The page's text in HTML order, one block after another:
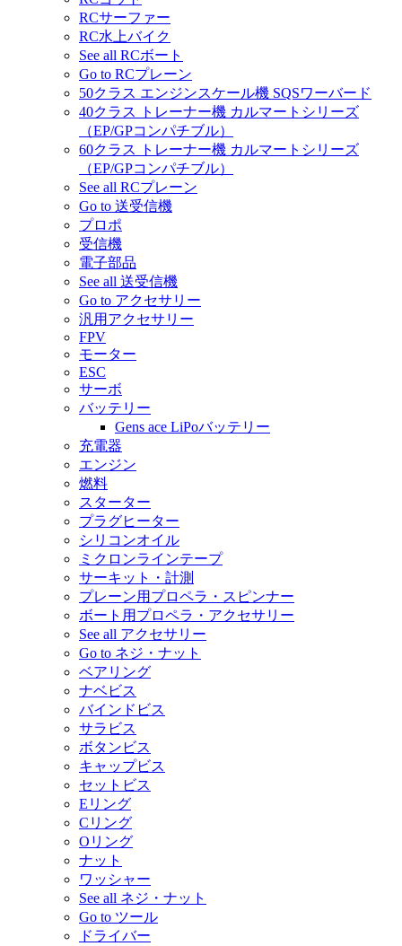
RCサーファー
RC水上バイク
See all RCボート
Go to RCプレーン
50クラス エンジンスケール機 SQSワーバード
40クラス トレーナー機 カルマートシリーズ
（EP/GPコンパチブル）
60クラス トレーナー機 カルマートシリーズ
（EP/GPコンパチブル）
See all RCプレーン
Go to 送受信機
プロポ
受信機
電子部品
See all 送受信機
Go to アクセサリー
汎用アクセサリー
FPV
モーター
ESC
サーボ
バッテリー
Gens ace LiPoバッテリー
充電器
エンジン
燃料
スターター
プラグヒーター
シリコンオイル
ミクロンラインテープ
サーキット・計測
プレーン用プロペラ・スピンナー
ボート用プロペラ・アクセサリー
See all アクセサリー
Go to ネジ・ナット
ベアリング
ナベビス
バインドビス
サラビス
ボタンビス
キャップビス
セットビス
Eリング
Cリング
Oリング
ナット
ワッシャー
See all ネジ・ナット
Go to ツール
ドライバー